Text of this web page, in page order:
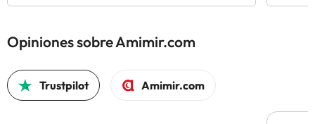
Opiniones sobre Amimir.com
Trustpilot Amimir.com